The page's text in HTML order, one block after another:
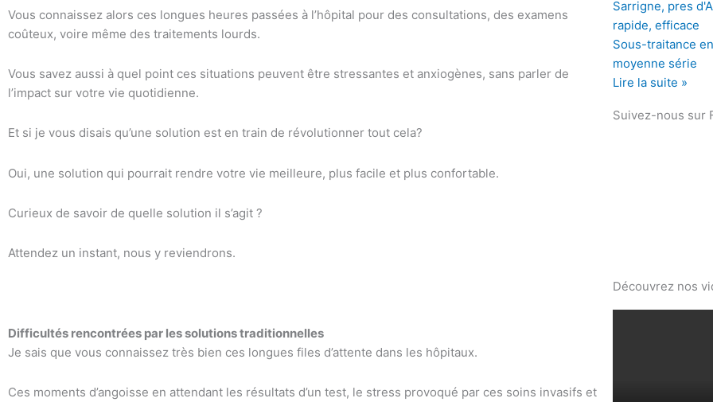
Vous connaissez alors ces longues heures passées à l’hôpital pour des consultations, des examens
coûteux, voire même des traitements lourds.
Vous savez aussi à quel point ces situations peuvent être stressantes et anxiogènes, sans parler de
l’impact sur votre vie quotidienne.
Et si je vous disais qu’une solution est en train de révolutionner tout cela?
Oui, une solution qui pourrait rendre votre vie meilleure, plus facile et plus confortable.
Curieux de savoir de quelle solution il s’agit ?
Attendez un instant, nous y reviendrons.
Difficultés rencontrées par les solutions traditionnelles
Je sais que vous connaissez très bien ces longues files d’attente dans les hôpitaux.
Ces moments d’angoisse en attendant les résultats d’un test, le stress provoqué par ces soins invasifs et
Sous-traitance
moyenne série
Lire la suite »
Suivez-nous sur
Découvrez nos